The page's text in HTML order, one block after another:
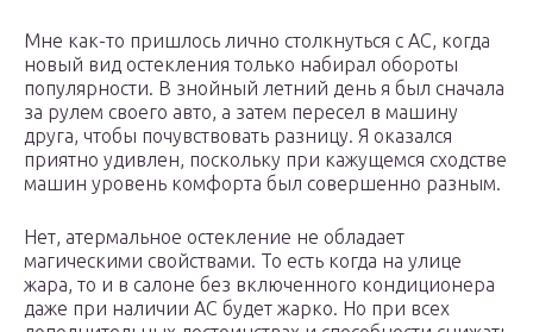
Мне как-то пришлось лично столкнуться с АС, когда
новый вид остекления только набирал обороты
популярности. В знойный летний день я был сначала
за рулем своего авто, а затем пересел в машину
друга, чтобы почувствовать разницу. Я оказался
приятно удивлен, поскольку при кажущемся сходстве
машин уровень комфорта был совершенно разным.
Нет, атермальное остекление не обладает
магическими свойствами. То есть когда на улице
жара, то и в салоне без включенного кондиционера
даже при наличии АС будет жарко. Но при всех